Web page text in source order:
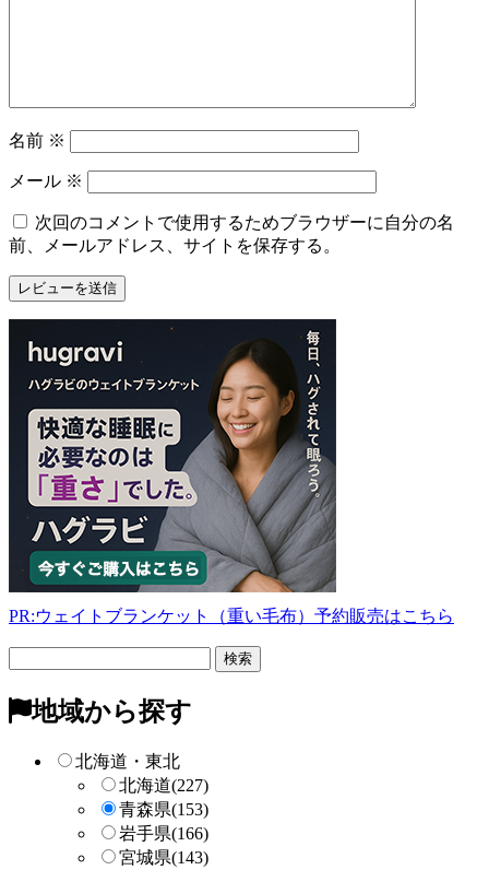
名前 ※
メール ※
次回のコメントで使用するためブラウザーに自分の名
前、メールアドレス、サイトを保存する。
PR:ウェイトブランケット（重い毛布）予約販売はこちら
ー
検
地域から探す
北海道・東北
北海道(227)
青森県(153)
岩手県(166)
宮城県(143)